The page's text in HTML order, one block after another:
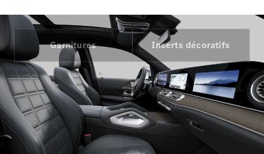
Garnitures Inserts décoratifs